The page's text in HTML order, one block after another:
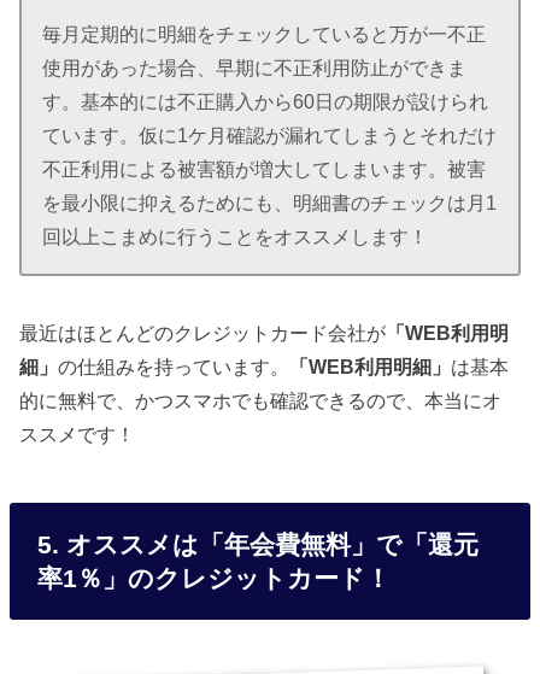
毎月定期的に明細をチェックしていると万が一不正
使用があった場合、早期に不正利用防止ができま
す。基本的には不正購入から60日の期限が設けられ
ています。仮に1ケ月確認が漏れてしまうとそれだけ
不正利用による被害額が増大してしまいます。被害
を最小限に抑えるためにも、明細書のチェックは月1
回以上こまめに行うことをオススメします！
最近はほとんどのクレジットカード会社が 「WEB利用明
細」の仕組みを持っています。 「WEB利用明細」 は基本
的に無料で、かつスマホでも確認できるので、本当にオ
ススメです！
5. オススメは「年会費無料」で「還元
率1％」のクレジットカード！